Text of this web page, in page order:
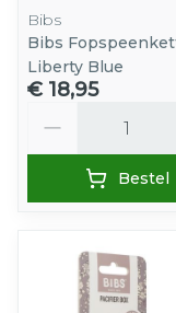
Bibs
Bibs
Liberty Blue
€ 18,95
Bestel